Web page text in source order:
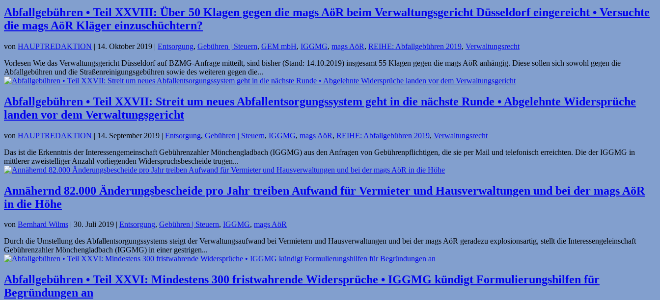
Abfallgebühren • Teil XXVIII: Über 50 Klagen gegen die mags AöR beim Verwaltungsgericht Düsseldorf eingereicht • Versuchte
die mags AöR Kläger einzuschüchtern?
von HAUPTREDAKTION | 14. Oktober 2019 | Entsorgung, Gebühren | Steuern, GEM mbH, IGGMG, mags AöR, REIHE: Abfallgebühren 2019, Verwaltungsrecht
Vorlesen Wie das Verwaltungsgericht Düsseldorf auf BZMG-Anfrage mitteilt, sind bisher (Stand: 14.10.2019) insgesamt 55 Klagen gegen die mags AöR anhängig. Diese sollen sich sowohl gegen die
Abfallgebühren und die Straßenreinigungsgebühren sowie des weiteren gegen die...
Abfallgebühren • Teil XXVII: Streit um neues Abfallent­sorgungssystem geht in die nächste Runde • Abgelehnte Widersprüche
landen vor dem Verwaltungsgericht
von HAUPTREDAKTION | 14. September 2019 | Entsorgung, Gebühren | Steuern, IGGMG, mags AöR, REIHE: Abfallgebühren 2019, Verwaltungsrecht
Das ist die Erkenntnis der Interessengemeinschaft Gebührenzahler Mönchengladbach (IGGMG) aus den Anfragen von Gebührenpflichtigen, die sie per Mail und telefonisch erreichten. Die der IGGMG in
mittlerer zweistelliger Anzahl vorliegenden Widerspruchsbescheide trugen...
Annähernd 82.000 Änderungsbescheide pro Jahr treiben Aufwand für Vermieter und Hausverwaltungen und bei der mags AöR
in die Höhe
von Bernhard Wilms | 30. Juli 2019 | Entsorgung, Gebühren | Steuern, IGGMG, mags AöR
Durch die Umstellung des Abfallentsorgungssystems steigt der Verwaltungsaufwand bei Vermietern und Hausverwaltungen und bei der mags AöR geradezu explosionsartig, stellt die Interessengeleinschaft
Gebührenzahler Mönchengladbach (IGGMG) in einer gestrigen...
Abfallgebühren • Teil XXVI: Mindestens 300 fristwahrende Widersprüche • IGGMG kündigt Formulierungshilfen für
Begründungen an